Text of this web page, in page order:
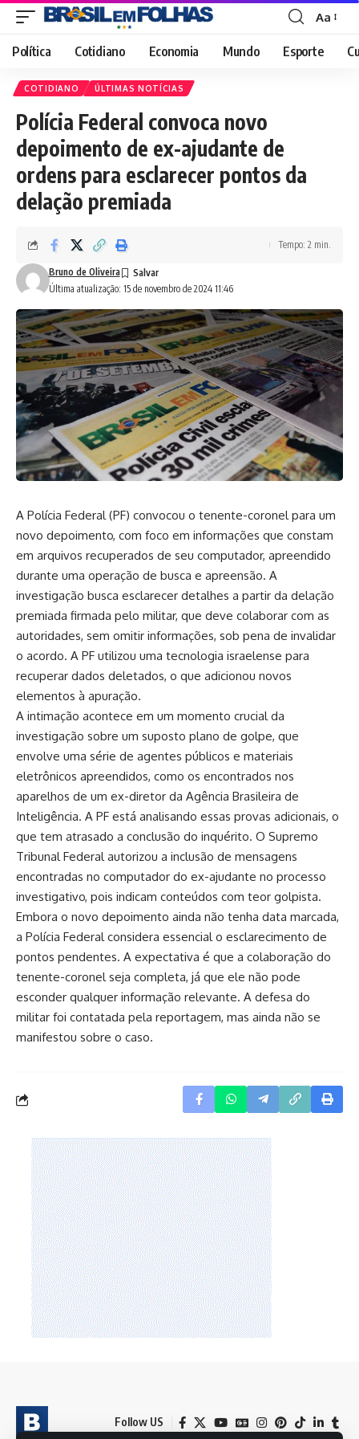
Font
Resizer
Aa
Política Cotidiano Economia Mundo Esporte
COTIDIANO ÚLTIMAS NOTÍCIAS
Polícia Federal convoca novo
depoimento de ex-ajudante de
ordens para esclarecer pontos da
delação premiada
Última atualização: 15 de novembro de 2024 11:46
Bruno de Oliveira
Tempo: 2 min.
A Polícia Federal (PF) convocou o tenente-coronel para um
novo depoimento, com foco em informações que constam
em arquivos recuperados de seu computador, apreendido
durante uma operação de busca e apreensão. A
investigação busca esclarecer detalhes a partir da delação
premiada firmada pelo militar, que deve colaborar com as
autoridades, sem omitir informações, sob pena de invalidar
o acordo. A PF utilizou uma tecnologia israelense para
recuperar dados deletados, o que adicionou novos
elementos à apuração.
A intimação acontece em um momento crucial da
investigação sobre um suposto plano de golpe, que
envolve uma série de agentes públicos e materiais
eletrônicos apreendidos, como os encontrados nos
aparelhos de um ex-diretor da Agência Brasileira de
Inteligência. A PF está analisando essas provas adicionais, o
que tem atrasado a conclusão do inquérito. O Supremo
Tribunal Federal autorizou a inclusão de mensagens
encontradas no computador do ex-ajudante no processo
investigativo, pois indicam conteúdos com teor golpista.
Embora o novo depoimento ainda não tenha data marcada,
a Polícia Federal considera essencial o esclarecimento de
pontos pendentes. A expectativa é que a colaboração do
tenente-coronel seja completa, já que ele não pode
esconder qualquer informação relevante. A defesa do
militar foi contatada pela reportagem, mas ainda não se
manifestou sobre o caso.
Follow US